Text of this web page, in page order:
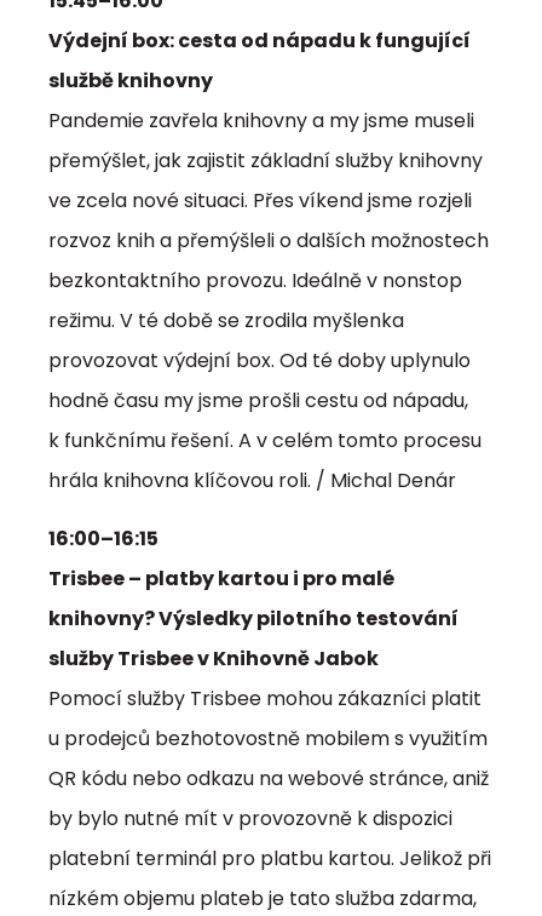
Výdejní box: cesta od nápadu k fungující
službě knihovny
Pandemie zavřela knihovny a my jsme museli
přemýšlet, jak zajistit základní služby knihovny
ve zcela nové situaci. Přes víkend jsme rozjeli
rozvoz knih a přemýšleli o dalších možnostech
bezkontaktního provozu. Ideálně v nonstop
režimu. V té době se zrodila myšlenka
provozovat výdejní box. Od té doby uplynulo
hodně času my jsme prošli cestu od nápadu,
k funkčnímu řešení. A v celém tomto procesu
hrála knihovna klíčovou roli. / Michal Denár
16:00–16:15
Trisbee – platby kartou i pro malé
knihovny? Výsledky pilotního testování
služby Trisbee v Knihovně Jabok
Pomocí služby Trisbee mohou zákazníci platit
u prodejců bezhotovostně mobilem s využitím
QR kódu nebo odkazu na webové stránce, aniž
by bylo nutné mít v provozovně k dispozici
platební terminál pro platbu kartou. Jelikož při
nízkém objemu plateb je tato služba zdarma,